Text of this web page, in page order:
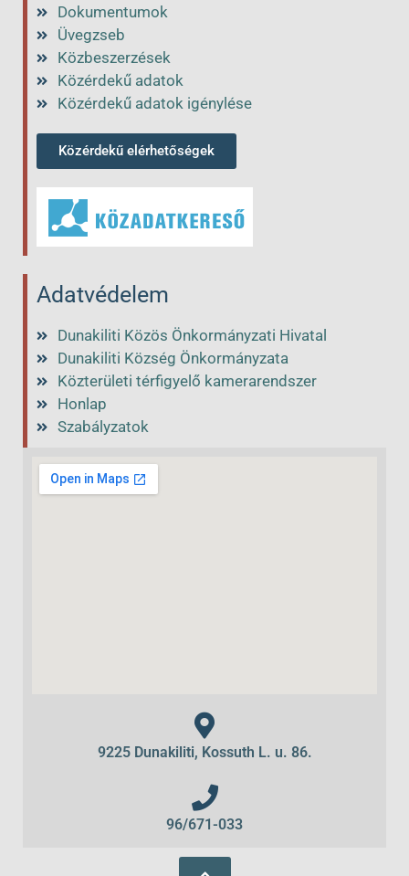
Dokumentumok
Üvegzseb
Közbeszerzések
Közérdekű adatok
Közérdekű adatok igénylése
Közérdekű elérhetőségek
Adatvédelem
Dunakiliti Közös Önkormányzati Hivatal
Dunakiliti Község Önkormányzata
Közterületi térfigyelő kamerarendszer
Honlap
Szabályzatok
9225 Dunakiliti, Kossuth L. u. 86.
96/671-033